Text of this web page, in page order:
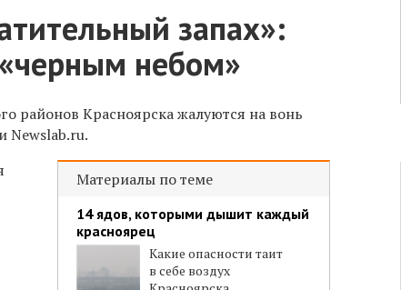
запах»:
небом»
районов Красноярска жалуются на вонь
Newslab.ru.
Материалы по теме
14 ядов, которыми дышит каждый
красноярец
Какие опасности таит
в себе воздух